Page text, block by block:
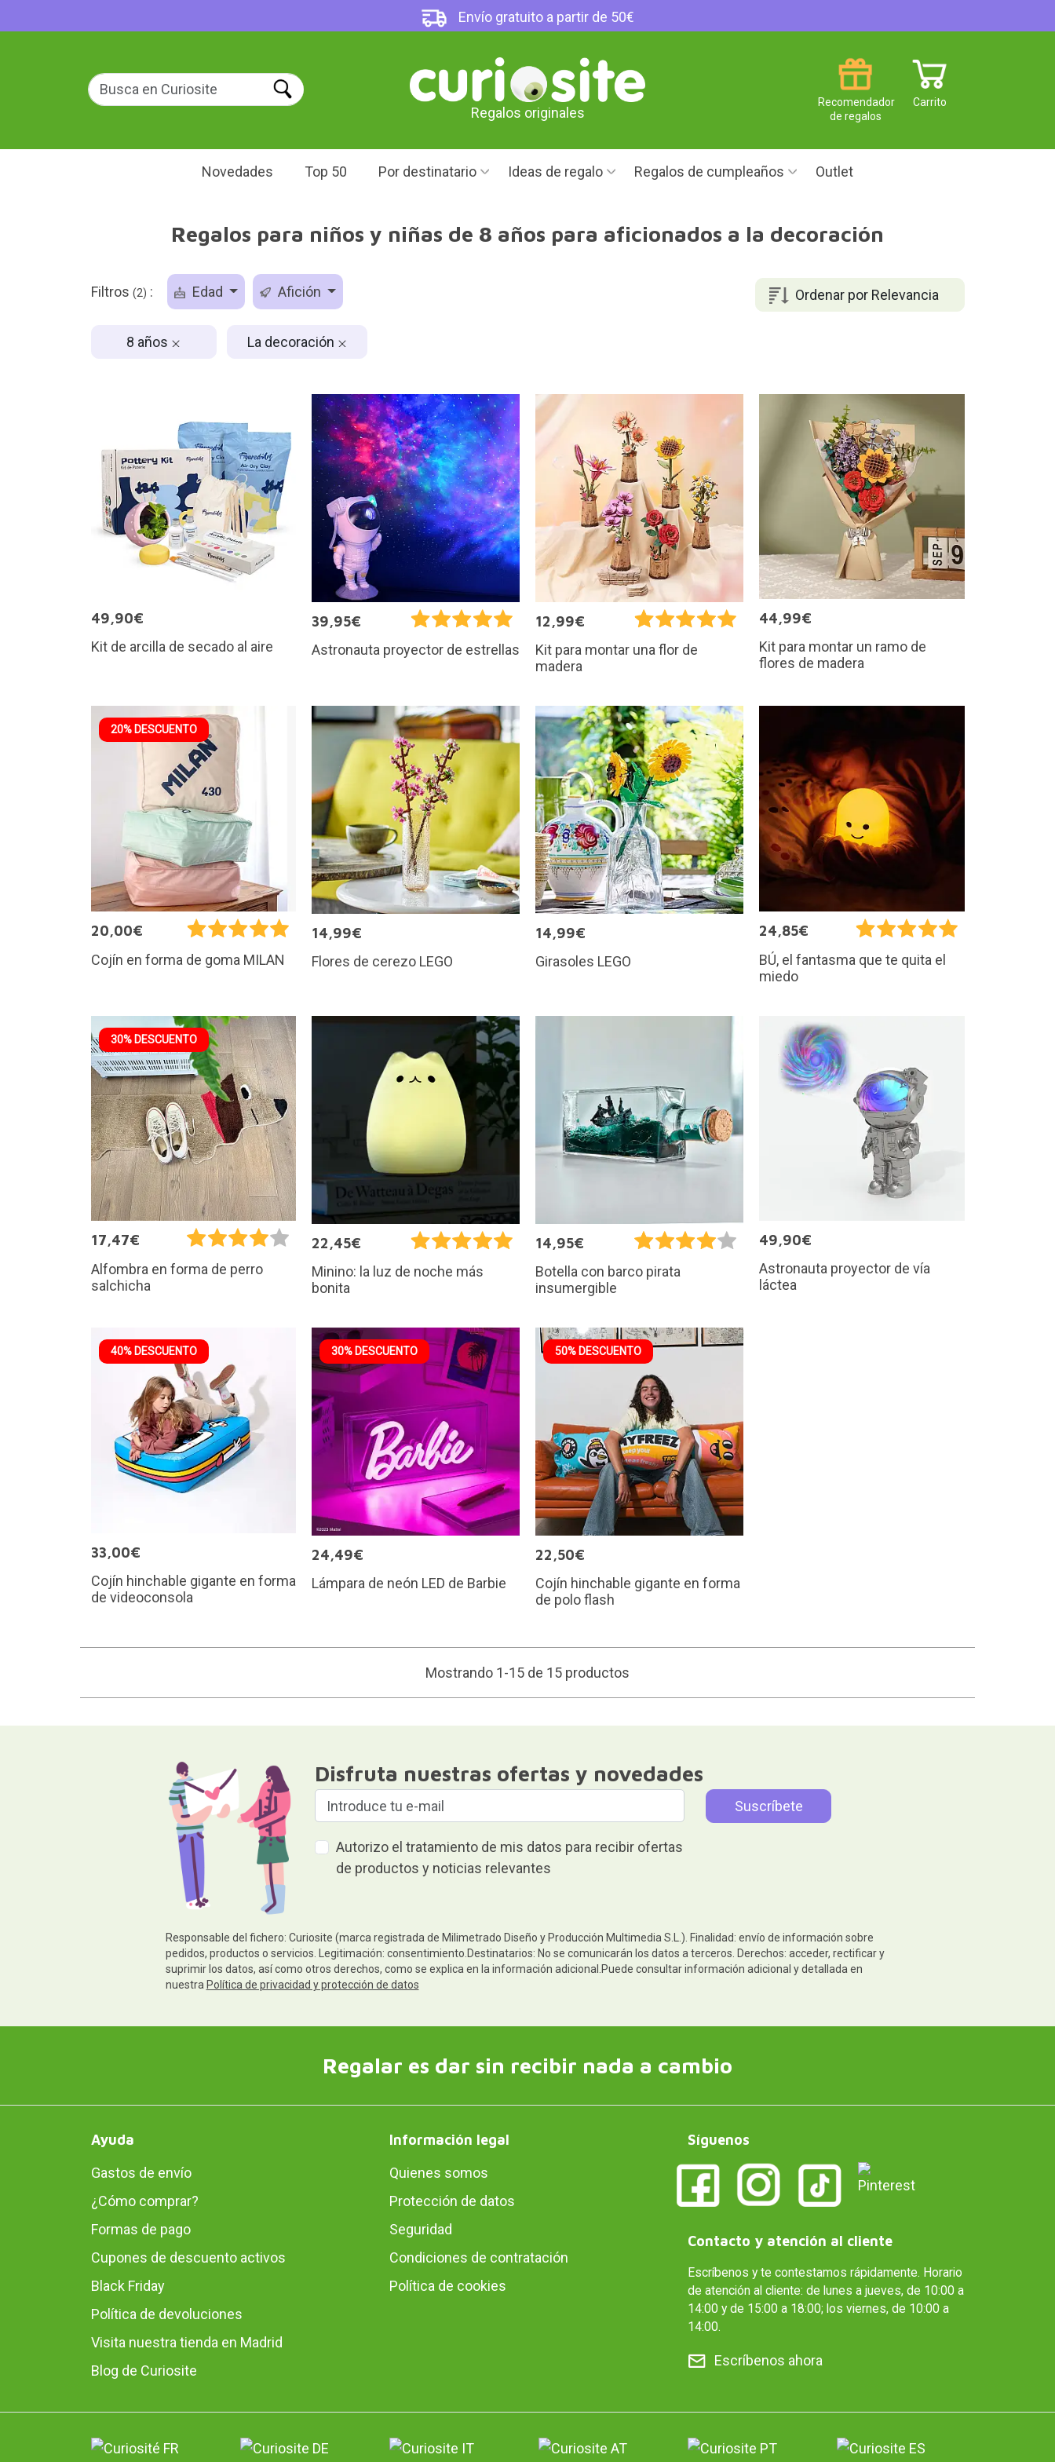
Envío gratuito a partir de 50€
Regalos originales
Carrito
Recomendador
de regalos
Novedades Top 50 Por destinatario Ideas de regalo Regalos de cumpleaños Outlet
Regalos para niños y niñas de 8 años para aficionados a la decoración
Ordenar por Relevancia
Filtros (2) : Edad Afición
8 años La decoración
49,90€
Kit de arcilla de secado al aire
39,95€
Astronauta proyector de estrellas
12,99€
Kit para montar una flor de
madera
44,99€
Kit para montar un ramo de
flores de madera
20% DESCUENTO
20,00€
Cojín en forma de goma MILAN
14,99€
Flores de cerezo LEGO
14,99€
Girasoles LEGO
24,85€
BÚ, el fantasma que te quita el
miedo
30% DESCUENTO
17,47€
Alfombra en forma de perro
salchicha
22,45€
Minino: la luz de noche más
bonita
14,95€
Botella con barco pirata
insumergible
49,90€
Astronauta proyector de vía
láctea
40% DESCUENTO
33,00€
Cojín hinchable gigante en forma
de videoconsola
30% DESCUENTO
24,49€
Lámpara de neón LED de Barbie
50% DESCUENTO
22,50€
Cojín hinchable gigante en forma
de polo flash
Mostrando 1-15 de 15 productos
Disfruta nuestras ofertas y novedades
Autorizo el tratamiento de mis datos para recibir ofertas
de productos y noticias relevantes
Responsable del fichero: Curiosite (marca registrada de Milimetrado Diseño y Producción Multimedia S.L.). Finalidad: envío de información sobre
pedidos, productos o servicios. Legitimación: consentimiento.Destinatarios: No se comunicarán los datos a terceros. Derechos: acceder, rectificar y
suprimir los datos, así como otros derechos, como se explica en la información adicional.Puede consultar información adicional y detallada en
nuestra Política de privacidad y protección de datos
Regalar es dar sin recibir nada a cambio
Ayuda
Gastos de envío
¿Cómo comprar?
Formas de pago
Cupones de descuento activos
Black Friday
Política de devoluciones
Visita nuestra tienda en Madrid
Blog de Curiosite
Información legal
Quienes somos
Protección de datos
Seguridad
Condiciones de contratación
Política de cookies
Síguenos
Contacto y atención al cliente
Escríbenos y te contestamos rápidamente. Horario
de atención al cliente: de lunes a jueves, de 10:00 a
14:00 y de 15:00 a 18:00; los viernes, de 10:00 a
14:00.
Escríbenos ahora